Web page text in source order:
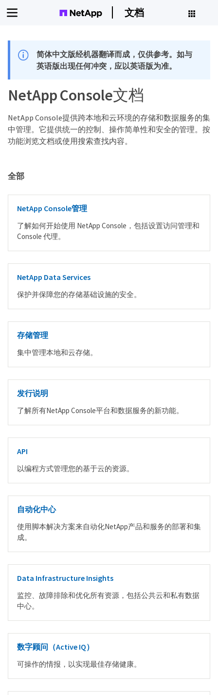
文档
简体中文版经机器翻译而成，仅供参考。如与
英语版出现任何冲突，应以英语版为准。
NetApp Console文档
NetApp Console提供跨本地和云环境的存储和数据服务的集
中管理。它提供统一的控制、操作简单性和安全的管理。按
功能浏览文档或使用搜索查找内容。
全部
NetApp Console管理
了解如何开始使用 NetApp Console，包括设置访问管理和
Console 代理。
NetApp Data Services
保护并保障您的存储基础设施的安全。
存储管理
集中管理本地和云存储。
发行说明
了解所有NetApp Console平台和数据服务的新功能。
API
以编程方式管理您的基于云的资源。
自动化中心
使用脚本解决方案来自动化NetApp产品和服务的部署和集
成。
Data Infrastructure Insights
监控、故障排除和优化所有资源，包括公共云和私有数据
中心。
数字顾问（Active IQ）
可操作的情报，以实现最佳存储健康。